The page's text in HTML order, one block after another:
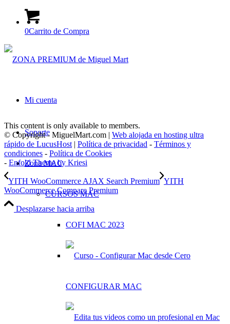
0Carrito de Compra
Mi cuenta
Soporte
Zona MAC
CURSOS MAC
COFI MAC 2023
CONFIGURAR MAC
This content is only available to members.
© Copyright - MiguelMart.com | Web alojada en hosting ultra
rápido de LucusHost | Política de privacidad - Términos y
condiciones - Política de Cookies
- Enfold Theme by Kriesi
YITH WooCommerce AJAX Search Premium YITH
WooCommerce Compare Premium
Desplazarse hacia arriba